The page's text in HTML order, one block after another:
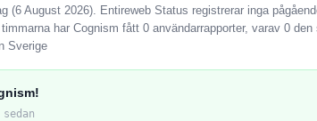
(6 August 2026). Entireweb Status registrerar inga
har Cognism fått 0 användarrapporter, varav 0
Sverige